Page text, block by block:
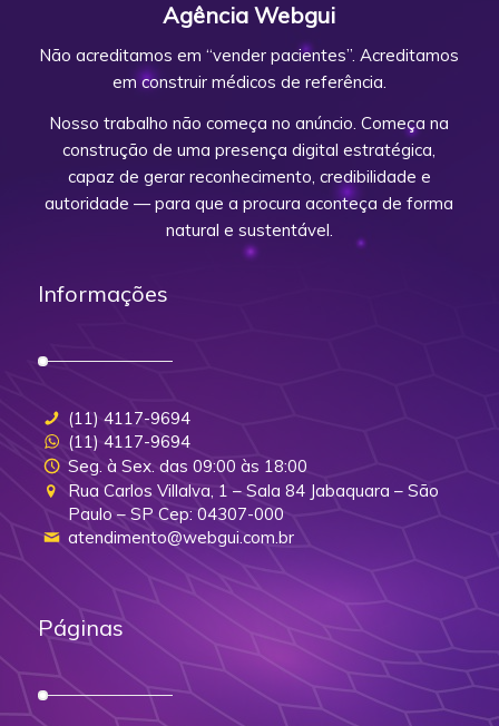
Agência Webgui
Não acreditamos em “vender pacientes”. Acreditamos
em construir médicos de referência.
Nosso trabalho não começa no anúncio. Começa na
construção de uma presença digital estratégica,
capaz de gerar reconhecimento, credibilidade e
autoridade — para que a procura aconteça de forma
natural e sustentável.
Informações
(11) 4117-9694
(11) 4117-9694
Seg. à Sex. das 09:00 às 18:00
Rua Carlos Villalva, 1 – Sala 84 Jabaquara – São
Paulo – SP Cep: 04307-000
atendimento@webgui.com.br
Páginas